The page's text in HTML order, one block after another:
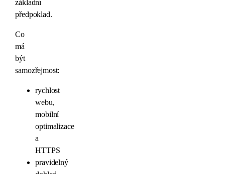
základní
předpoklad.
Co
má
být
samozřejmost:
rychlost
webu,
mobilní
optimalizace
a
HTTPS
pravidelný